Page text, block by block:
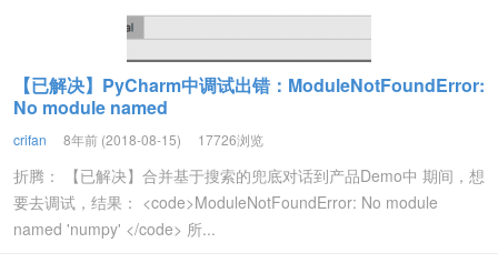
【已解决】PyCharm中调试出错：ModuleNotFoundError:
No module named
crifan 8年前 (2018-08-15) 17726浏览
折腾： 【已解决】合并基于搜索的兜底对话到产品Demo中 期间，想
要去调试，结果： <code>ModuleNotFoundError: No module
named 'numpy' </code> 所...